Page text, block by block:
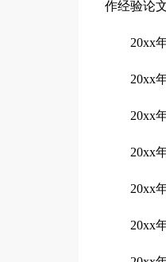
作经验论
20xx
20xx
20xx
20xx
20xx
20xx